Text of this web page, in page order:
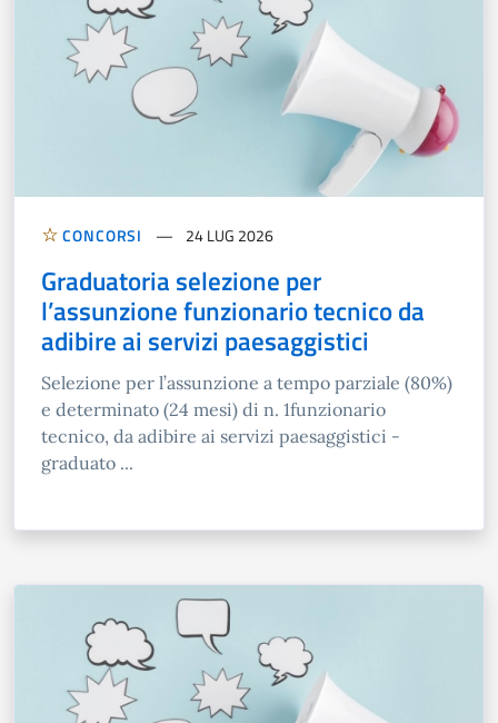
CONCORSI 24 LUG 2026
Graduatoria selezione per
l’assunzione funzionario tecnico da
adibire ai servizi paesaggistici
Selezione per l’assunzione a tempo parziale (80%)
e determinato (24 mesi) di n. 1funzionario
tecnico, da adibire ai servizi paesaggistici -
graduato ...